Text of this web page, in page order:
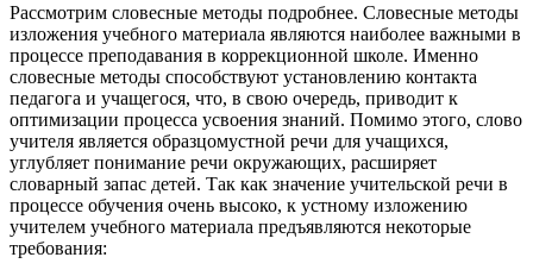
Рассмотрим словесные методы подробнее. Словесные методы
изложения учебного материала являются наиболее важными в
процессе преподавания в коррекционной школе. Именно
словесные методы способствуют установлению контакта
педагога и учащегося, что, в свою очередь, приводит к
оптимизации процесса усвоения знаний. Помимо этого, слово
учителя является образцомустной речи для учащихся,
углубляет понимание речи окружающих, расширяет
словарный запас детей. Так как значение учительской речи в
процессе обучения очень высоко, к устному изложению
учителем учебного материала предъявляются некоторые
требования: